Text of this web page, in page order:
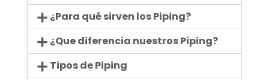
¿Para qué sirven los Piping?
¿Que diferencia nuestros Piping?
Tipos de Piping